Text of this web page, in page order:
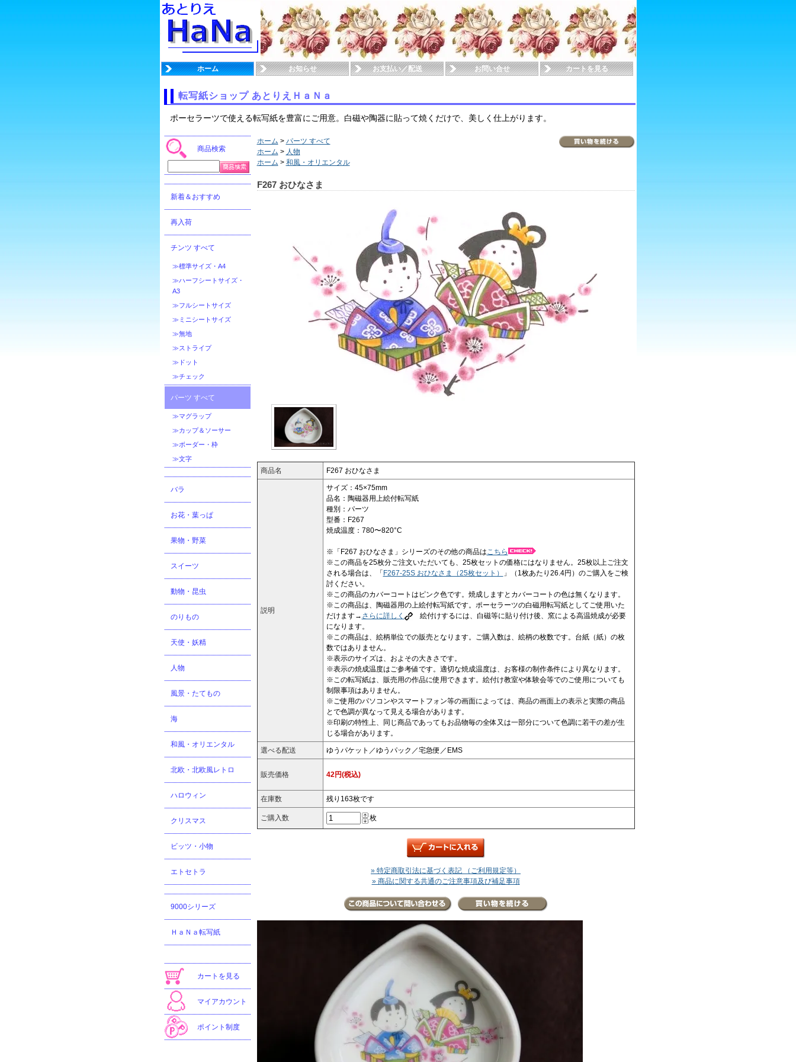
ホーム お知らせ お支払い／配送 お問い合せ カートを見る
転写紙ショップ あとりえＨａＮａ
ポーセラーツで使える転写紙を豊富にご用意。白磁や陶器に貼って焼くだけで、美しく仕上がります。
商品検索
新着＆おすすめ
再入荷
チンツ すべて
≫標準サイズ・A4
≫ハーフシートサイズ・
A3
≫フルシートサイズ
≫ミニシートサイズ
≫無地
≫ストライプ
≫ドット
≫チェック
パーツ すべて
≫マグラップ
≫カップ＆ソーサー
≫ボーダー・枠
≫文字
バラ
お花・葉っぱ
果物・野菜
スイーツ
動物・昆虫
のりもの
天使・妖精
人物
風景・たてもの
海
和風・オリエンタル
北欧・北欧風レトロ
ハロウィン
クリスマス
ビッツ・小物
エトセトラ
9000シリーズ
ＨａＮａ転写紙
カートを見る
マイアカウント
ポイント制度
ホーム > パーツ すべて
ホーム > 人物
ホーム > 和風・オリエンタル
F267 おひなさま
商品名 F267 おひなさま
説明
サイズ：45×75mm
品名：陶磁器用上絵付転写紙
種別：パーツ
型番：F267
焼成温度：780〜820°C
※「F267 おひなさま」シリーズのその他の商品は こちら
※この商品を25枚分ご注文いただいても、25枚セットの価格にはなりません。25枚以上ご注文
される場合は、「F267-25S おひなさま（25枚セット）
」（1枚あたり26.4円）のご購入をご検
討ください。
※この商品のカバーコートはピンク色です。焼成しますとカバーコートの色は無くなります。
※この商品は、陶磁器用の上絵付転写紙です。ポーセラーツの白磁用転写紙としてご使用いた
だけます→ さらに詳しく
絵付けするには、白磁等に貼り付け後、窯による高温焼成が必要
になります。
※この商品は、絵柄単位での販売となります。ご購入数は、絵柄の枚数です。台紙（紙）の枚
数ではありません。
※表示のサイズは、およその大きさです。
※表示の焼成温度はご参考値です。適切な焼成温度は、お客様の制作条件により異なります。
※この転写紙は、販売用の作品に使用できます。絵付け教室や体験会等でのご使用についても
制限事項はありません。
※ご使用のパソコンやスマートフォン等の画面によっては、商品の画面上の表示と実際の商品
とで色調が異なって見える場合があります。
※印刷の特性上、同じ商品であってもお品物毎の全体又は一部分について色調に若干の差が生
じる場合があります。
選べる配送 ゆうパケット／ゆうパック／宅急便／EMS
販売価格 42円(税込)
在庫数 残り163枚です
ご購入数 枚
» 特定商取引法に基づく表記 （ご利用規定等）
» 商品に関する共通のご注意事項及び補足事項